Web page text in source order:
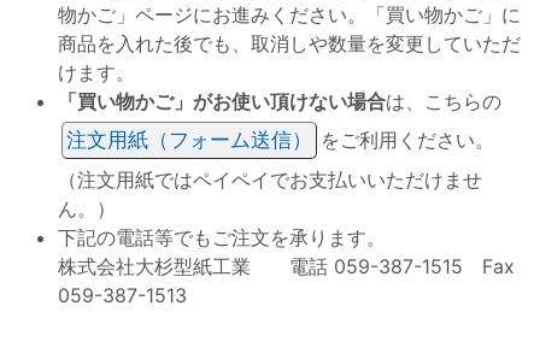
物かご」ページにお進みください。「買い物かご」に
商品を入れた後でも、取消しや数量を変更していただ
けます。
「買い物かご」がお使い頂けない場合は、こちらの
注文用紙（フォーム送信）
をご利用ください。
（注文用紙ではペイペイでお支払いいただけませ
ん。）
下記の電話等でもご注文を承ります。
株式会社大杉型紙工業 電話 059-387-1515 Fax
059-387-1513